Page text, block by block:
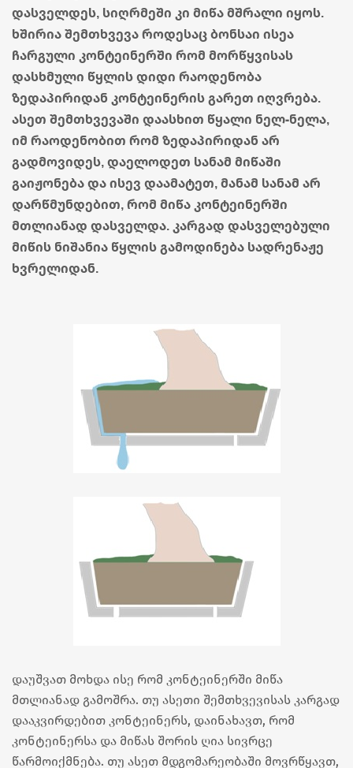
დასველდეს, სიღრმეში კი მიწა მშრალი იყოს.
ხშირია შემთხვევა როდესაც ბონსაი ისეა
ჩარგული კონტეინერში რომ მორწყვისას
დასხმული წყლის დიდი რაოდენობა
ზედაპირიდან კონტეინერის გარეთ იღვრება.
ასეთ შემთხვევაში დაასხით წყალი ნელ-ნელა,
იმ რაოდენობით რომ ზედაპირიდან არ
გადმოვიდეს, დაელოდეთ სანამ მიწაში
გაიჟონება და ისევ დაამატეთ, მანამ სანამ არ
დარწმუნდებით, რომ მიწა კონტეინერში
მთლიანად დასველდა. კარგად დასველებული
მიწის ნიშანია წყლის გამოდინება სადრენაჟე
ხვრელიდან.
დაუშვათ მოხდა ისე რომ კონტეინერში მიწა
მთლიანად გამოშრა. თუ ასეთი შემთხვევისას კარგად
დააკვირდებით კონტეინერს, დაინახავთ, რომ
კონტეინერსა და მიწას შორის ღია სივრცე
წარმოიქმნება. თუ ასეთ მდგომარეობაში მოვრწყავთ,